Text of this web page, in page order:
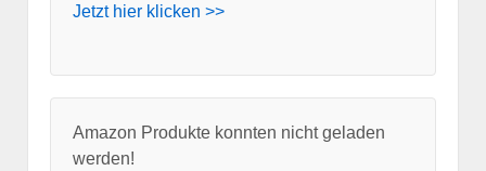
Jetzt hier klicken >>
Amazon Produkte konnten nicht geladen
werden!